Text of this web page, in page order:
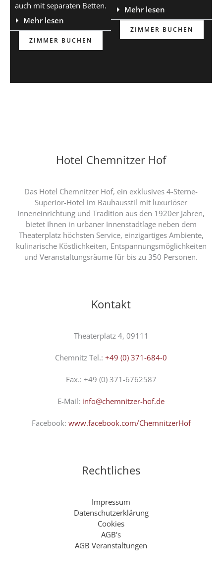
auch mit separaten Betten.
Mehr lesen
ZIMMER BUCHEN
Mehr lesen
ZIMMER BUCHEN
Hotel Chemnitzer Hof
Das Hotel Chemnitzer Hof, ein exklusives 4-Sterne-
Superior-Hotel im Bauhausstil mit luxuriöser
Inneneinrichtung und Tradition aus den 1920er Jahren,
bietet Ihnen in urbaner Innenstadtlage neben dem
Theaterplatz höchsten Service, einzigartiges Ambiente,
kulinarische Köstlichkeiten, Entspannungsmöglichkeiten
und Veranstaltungsräume für bis zu 350 Personen.
Kontakt
Theaterplatz 4, 09111
Chemnitz Tel.: +49 (0) 371-684-0
Fax.: +49 (0) 371-6762587
E-Mail: info@chemnitzer-hof.de
Facebook: www.facebook.com/ChemnitzerHof
Rechtliches
Impressum
Datenschutzerklärung
Cookies
AGB's
AGB Veranstaltungen